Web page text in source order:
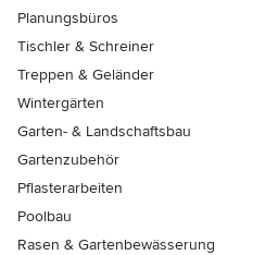
Planungsbüros
Tischler & Schreiner
Treppen & Geländer
Wintergärten
Garten- & Landschaftsbau
Gartenzubehör
Pflasterarbeiten
Poolbau
Rasen & Gartenbewässerung